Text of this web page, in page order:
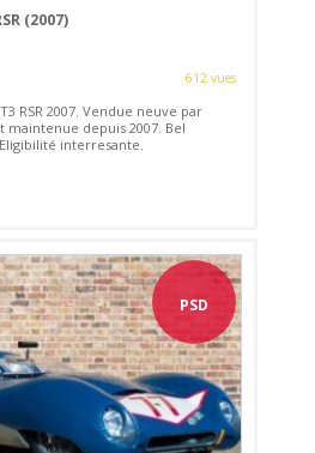
(2007)
612 vues
RSR 2007. Vendue neuve par
depuis 2007. Bel
interresante.
PSD